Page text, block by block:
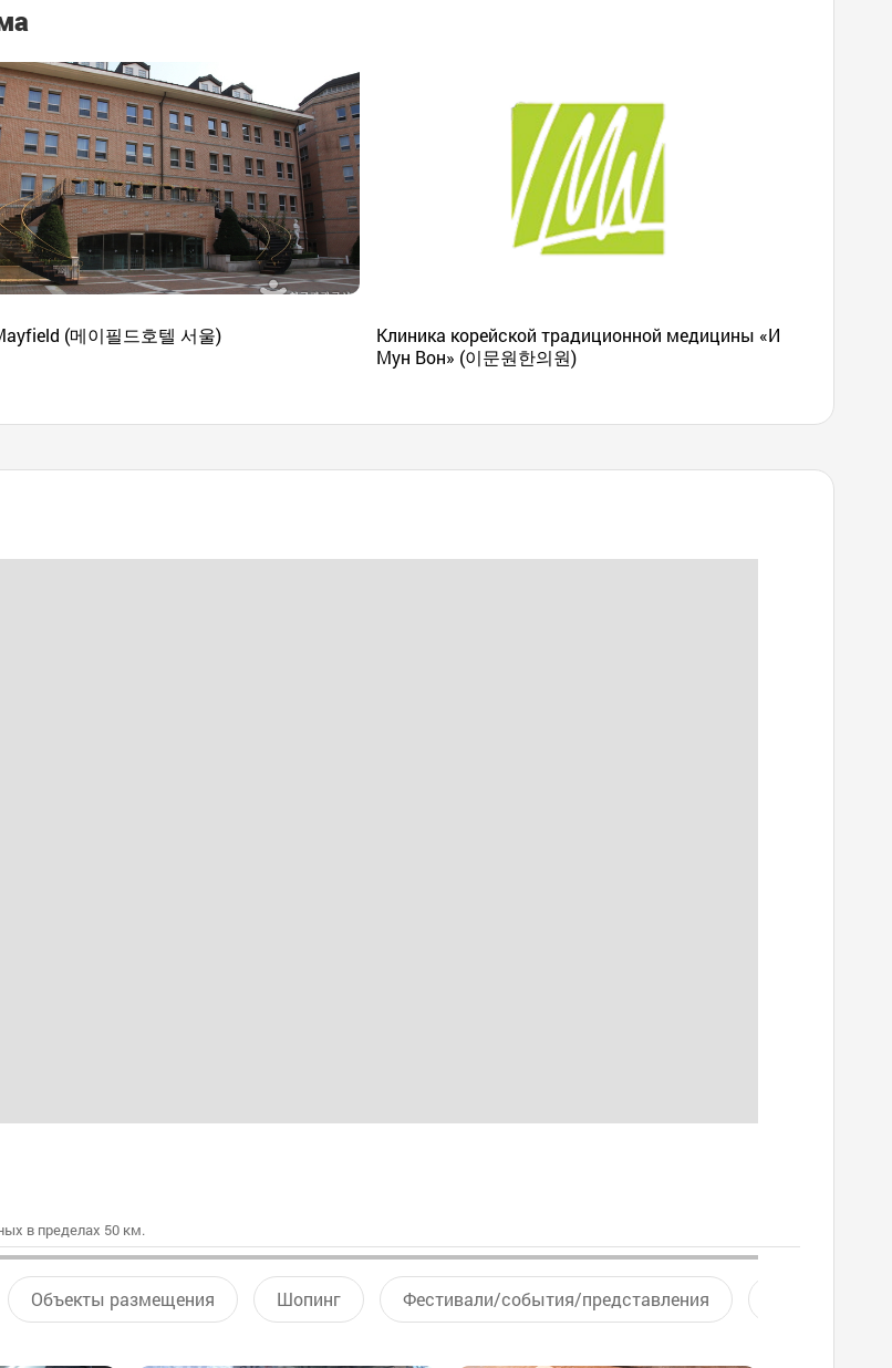
(메이필드호텔 서울)
Клиника корейской традиционной медицины «И
Мун Вон» (이문원한의원)
в пределах 50 км.
Объекты размещения Шопинг Фестивали/события/представления